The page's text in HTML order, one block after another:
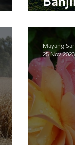
Mayang Sari
25 Nov 2023